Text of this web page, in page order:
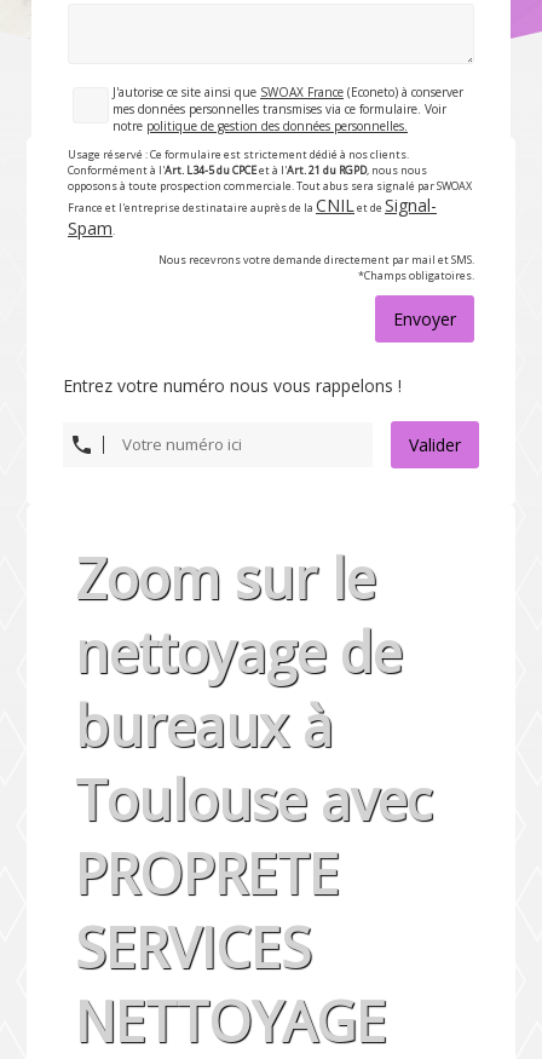
J'autorise ce site ainsi que SWOAX France (Econeto) à conserver
mes données personnelles transmises via ce formulaire. Voir
notre politique de gestion des données personnelles.
Usage réservé : Ce formulaire est strictement dédié à nos clients.
Conformément à l'Art. L34-5 du CPCEet à l'Art. 21 du RGPD, nous nous
opposons à toute prospection commerciale. Tout abus sera signalé par SWOAX
France et l'entreprise destinataire auprès de la CNILet de Signal-
Spam.
Nous recevrons votre demande directement par mail et SMS.
*Champs obligatoires.
Envoyer
Entrez votre numéro nous vous rappelons !
Valider
Zoom sur le
nettoyage de
bureaux à
Toulouse avec
PROPRETE
SERVICES
NETTOYAGE